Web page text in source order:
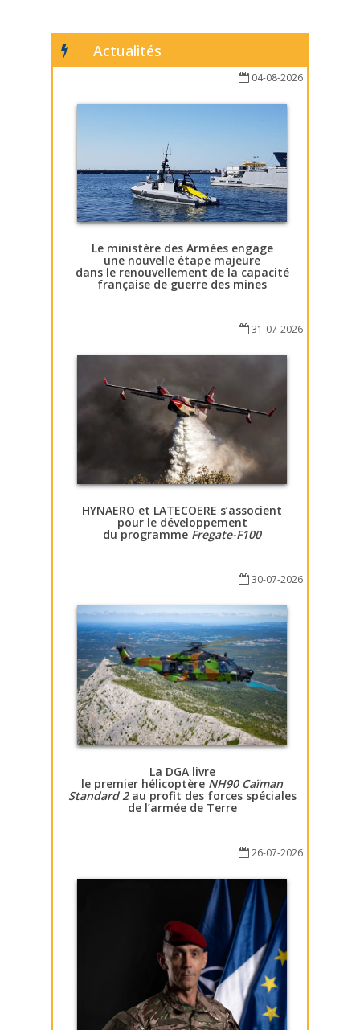
Actualités
04-08-2026
Le ministère des Armées engage
une nouvelle étape majeure
dans le renouvellement de la capacité
française de guerre des mines
31-07-2026
HYNAERO et LATECOERE s’associent
pour le développement
du programme Fregate-F100
30-07-2026
La DGA livre
le premier hélicoptère NH90 Caïman
Standard 2au profit des forces spéciales
de l’armée de Terre
26-07-2026